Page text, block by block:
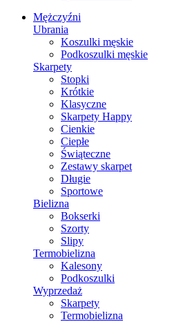
Mężczyźni
Ubrania
Koszulki męskie
Podkoszulki męskie
Skarpety
Stopki
Krótkie
Klasyczne
Skarpety Happy
Cienkie
Ciepłe
Świąteczne
Zestawy skarpet
Długie
Sportowe
Bielizna
Bokserki
Szorty
Slipy
Termobielizna
Kalesony
Podkoszulki
Wyprzedaż
Skarpety
Termobielizna